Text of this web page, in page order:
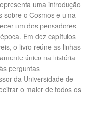
uma introdução
sobre o Cosmos e uma
um dos pensadores
Em dez capítulos
o livro reúne as linhas
único na história
perguntas
da Universidade de
o maior de todos os